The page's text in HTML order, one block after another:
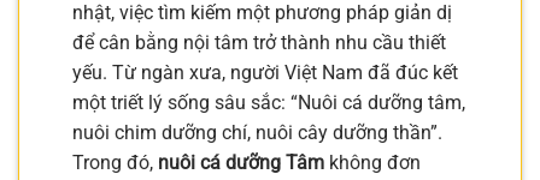
nhật, việc tìm kiếm một phương pháp giản dị
để cân bằng nội tâm trở thành nhu cầu thiết
yếu. Từ ngàn xưa, người Việt Nam đã đúc kết
một triết lý sống sâu sắc: “Nuôi cá dưỡng tâm,
nuôi chim dưỡng chí, nuôi cây dưỡng thần”.
Trong đó, nuôi cá dưỡng Tâm không đơn